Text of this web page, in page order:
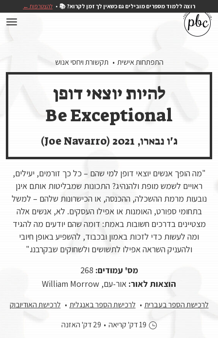
רוצה ללמוד מספרים מובילים גם כשאין לך זמן לקרוא? 📚 להצטרפות ←
התפתחות אישית תקשורת ויחסי אנוש
להיות יוצאי דופן
Be Exceptional
ג'ו נבארו, 2021 (Joe Navarro)
"מה הופך אנשים יוצאי דופן למי שהם – כל כך זורמים, יעילים,
ראויים לשמש מופת ולהנהיג? התכונות שמבליטות אותם אינן
נובעות מרמת ההשכלה, ההכנסה, או הכישרונות שלהם – למשל
בתחומי ספורט, האומנות או אפילו העסקים. לא, אנשים אלה
מצטיינים בדרכים חשובות באמת: דומה שהם יודעים מה להגיד
ומה לעשות כדי לזכות באמון ובכבוד, להשפיע באופן חיובי
ולהעניק השראה אפילו לתשושים ולשחוקים שבקרבנו."
מס' עמודים:
הוצאות לאור: אור-עם, William Morrow
לרכישת הספר בעברית לרכישת הספר באנגלית
לרכישת האודיובוק
• 29 דק' האזנה